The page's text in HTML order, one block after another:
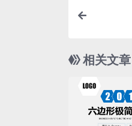
相关文章